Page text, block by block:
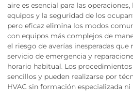
aire es esencial para las
equipos y la seguridad de los
pero eficaz elimina los modos
con equipos más complejos de
el riesgo de averías inesperadas que
servicio de emergencia y
horario habitual. Los
sencillos y pueden realizarse por
HVAC sin formación especializada